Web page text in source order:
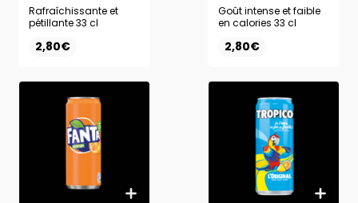
Rafraîchissante et
pétillante 33 cl
2,80€
Goût intense et faible
en calories 33 cl
2,80€